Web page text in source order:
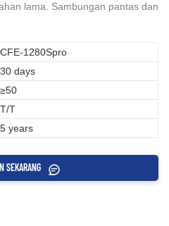
lama. Sambungan pantas dan
CFE-1280Spro
30 days
≥50
T/T
5 years
SEKARANG